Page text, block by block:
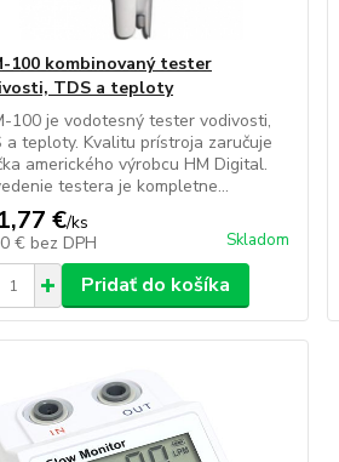
100 kombinovaný tester
TDS a teploty
100 je vodotesný tester vodivosti,
a teploty. Kvalitu prístroja zaručuje
amerického výrobcu HM Digital.
testera je kompletne...
€/ks
€ bez DPH Skladom
Pridať do košíka